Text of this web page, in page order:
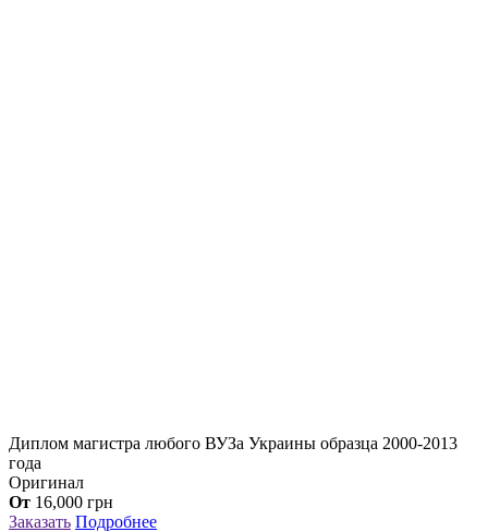
Диплом магистра любого ВУЗа Украины образца 2000-2013
года
Оригинал
От 16,000 грн
Заказать Подробнее